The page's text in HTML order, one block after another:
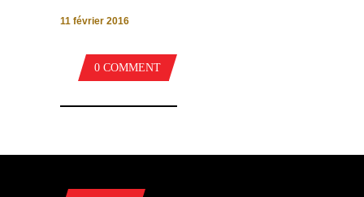
11 février 2016
0 COMMENT